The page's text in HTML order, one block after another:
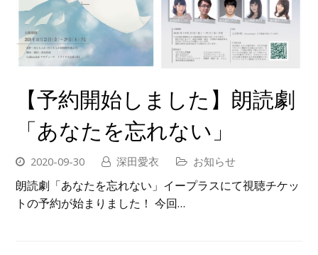
【予約開始しました】朗読劇
「あなたを忘れない」
2020-09-30 深田愛衣 お知らせ
朗読劇「あなたを忘れない」イープラスにて視聴チケッ
トの予約が始まりました！ 今回…